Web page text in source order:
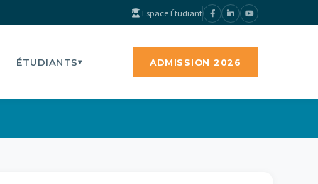
Espace Étudiant
ÉTUDIANTS▾ ADMISSION 2026